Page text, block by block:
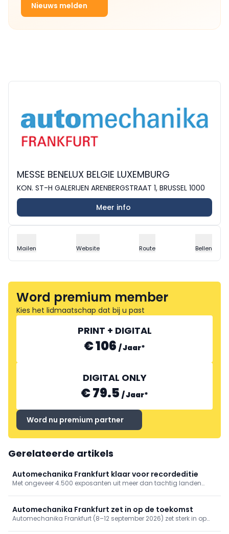
Nieuws melden
MESSE BENELUX BELGIE LUXEMBURG
KON. ST-H GALERIJEN ARENBERGSTRAAT 1, BRUSSEL 1000
Meer info
Mailen Website Route Bellen
Word premium member
Kies het lidmaatschap dat bij u past
PRINT + DIGITAL
€ 106 /Jaar*
DIGITAL ONLY
€ 79.5 /Jaar*
Word nu premium partner
Gerelateerde artikels
Automechanika Frankfurt klaar voor recordeditie
Met ongeveer 4.500 exposanten uit meer dan tachtig landen
digitalisering, opleiding en remanufacturing staan centraal
tijdens de editie van 2026.
Automechanika Frankfurt zet in op de toekomst
Automechanika Frankfurt (8–12 september 2026) zet sterk in op